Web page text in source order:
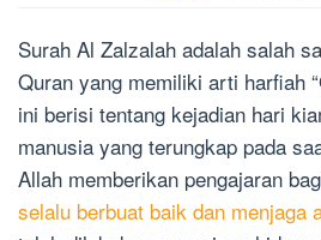
Surah Al Zalzalah adalah salah
Quran yang memiliki arti harfiah
ini berisi tentang kejadian hari
manusia yang terungkap pada
Allah memberikan pengajaran
selalu berbuat baik dan menjaga